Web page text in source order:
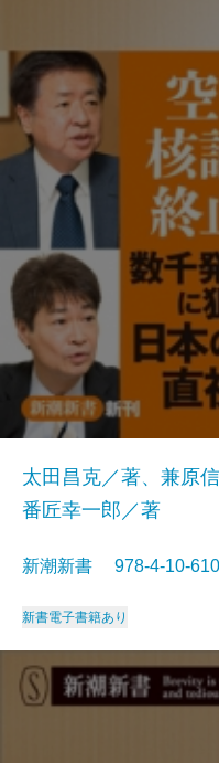
太田昌克／著、兼原
番匠幸一郎／著
新潮新書 978-4-10-
新書電子書籍あり